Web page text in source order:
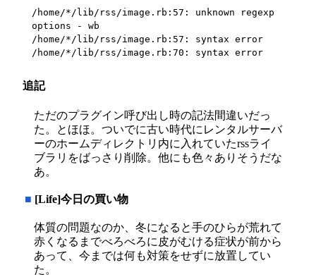
/home/*/lib/rss/image.rb:57: unknown regexp
options - wb
/home/*/lib/rss/image.rb:57: syntax error
/home/*/lib/rss/image.rb:70: syntax error
追記
ただのプラグイン呼び出し時の記法間違いだっ
た。とほほ。ついでに古い時代にレンタルサーバ
ーのホームディレクトリ内に入れていたrssライ
ブラリをばっさり削除。他にも色々ありそうだな
あ。
■ [Life]今日の買い物
体質の問題なのか、冬になると手のひらが荒れて
赤くなるまでべろべろに皮がむける症状が前から
あって、今までは何も対策をせずに放置してい
た。